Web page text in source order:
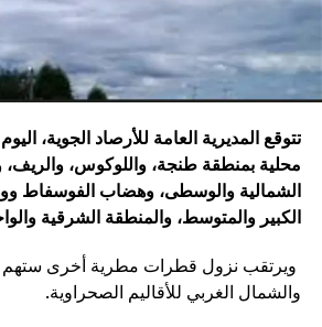
تتوقع المديرية العامة للأرصاد الجوية،
محلية بمنطقة طنجة، واللوكوس،
الشمالية والوسطى، وهضاب الفوسفاط
الكبير والمتوسط، والمنطقة الشرقية
ويرتقب نزول قطرات مطرية أخرى
والشمال الغربي للأقاليم الصحراوية.